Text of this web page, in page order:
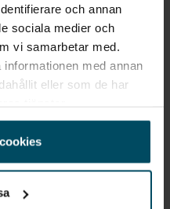
och annan
sociala medier och
vi samarbetar med.
med annan
eller som de har
1485 kg
4015 kg
Magnus Carlsson
Säljare/Säljledare